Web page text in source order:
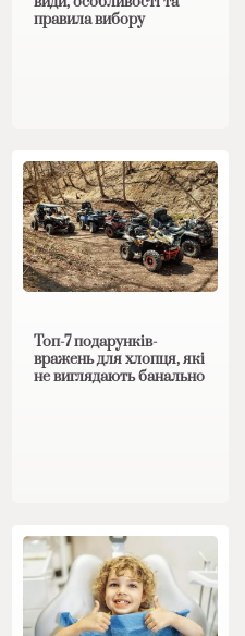
правила вибору
Топ-7 подарунків-
вражень для хлопця, які
не виглядають банально